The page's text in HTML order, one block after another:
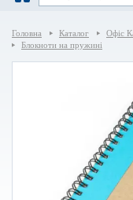
Головна Каталог Офіс
Блокноти на пружині